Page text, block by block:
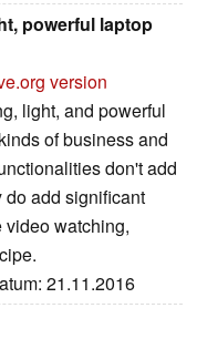
powerful laptop
version
light, and powerful
of business and
don't add
do add significant
watching,
21.11.2016